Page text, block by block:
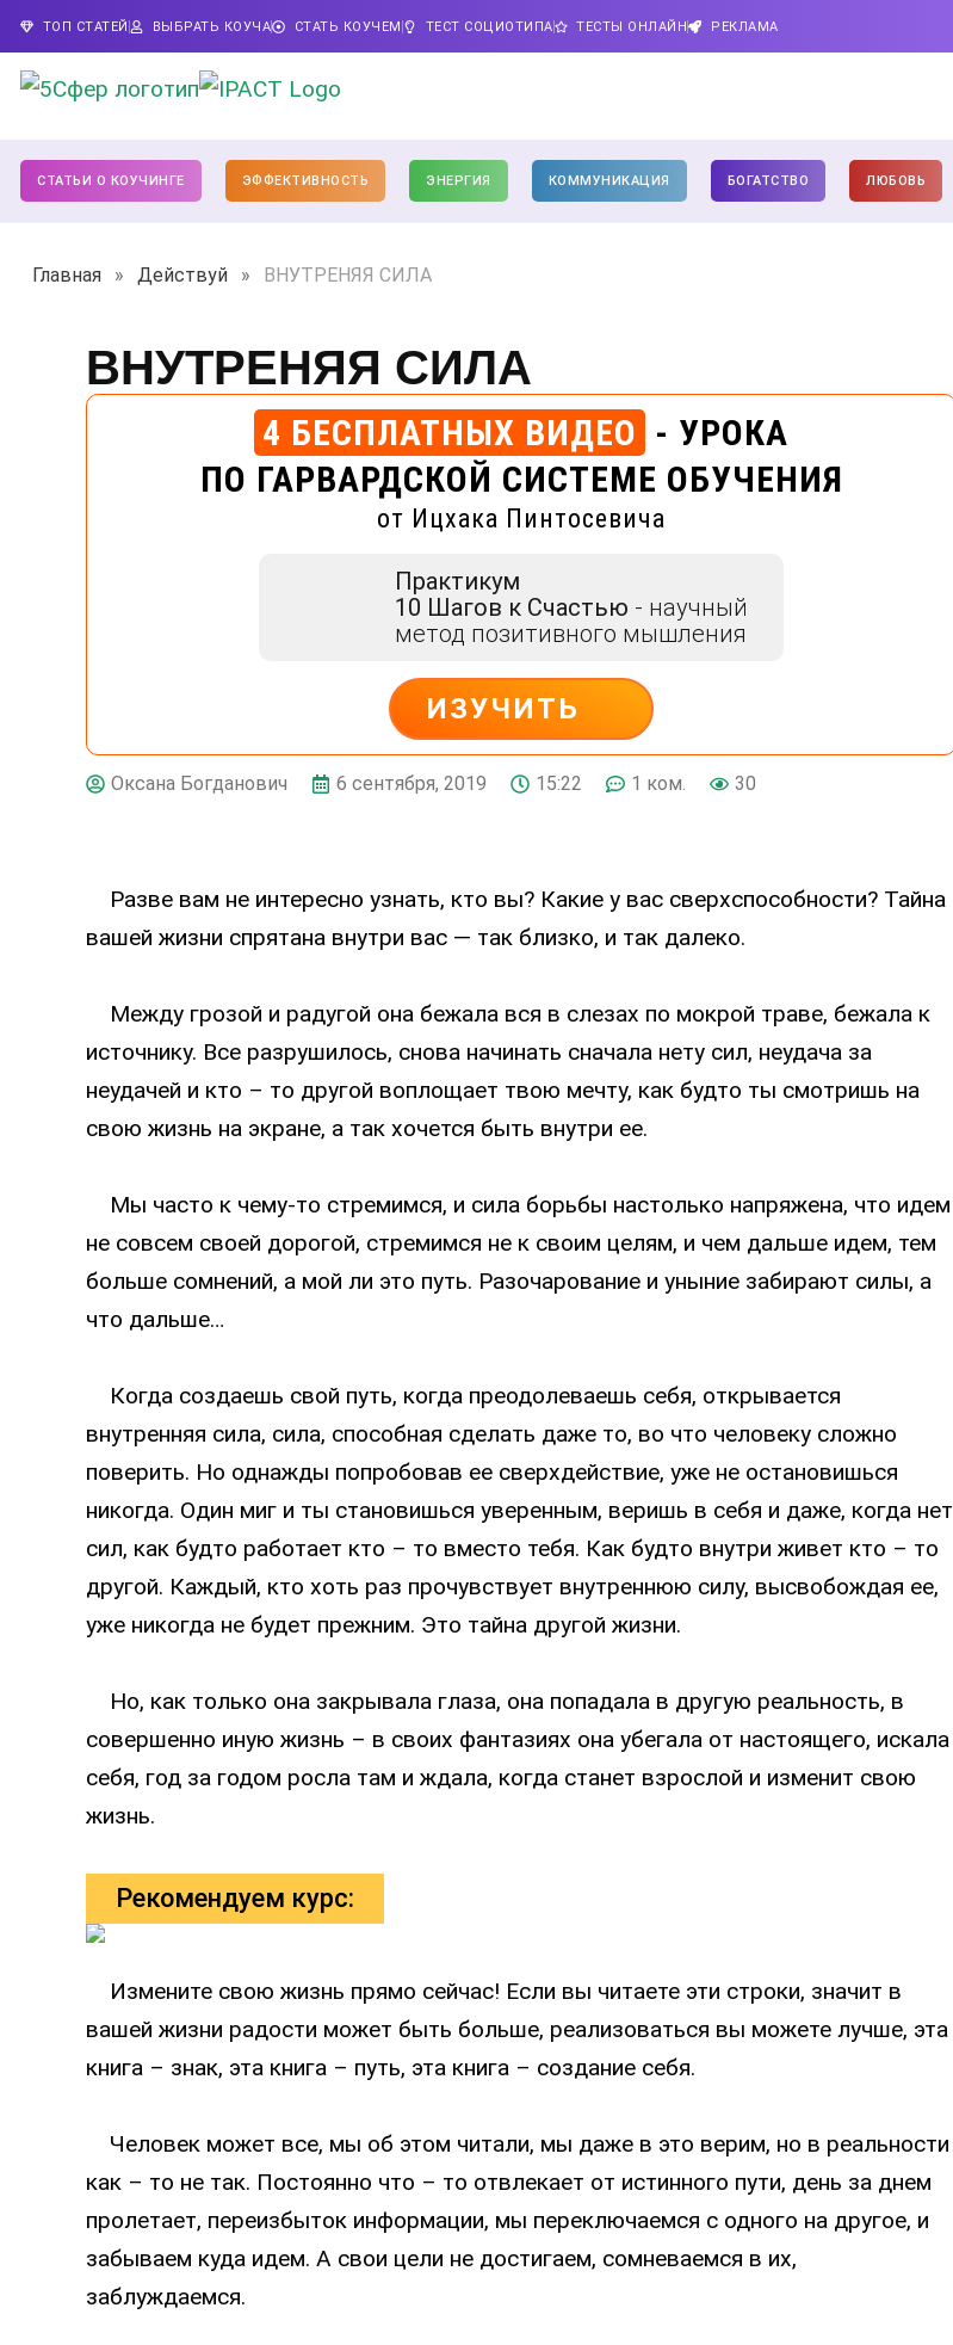
ТОП СТАТЕЙ ВЫБРАТЬ КОУЧА СТАТЬ КОУЧЕМ ТЕСТ СОЦИОТИПА ТЕСТЫ ОНЛАЙН РЕКЛАМА
СТАТЬИ О КОУЧИНГЕ ЭФФЕКТИВНОСТЬ ЭНЕРГИЯ КОММУНИКАЦИЯ БОГАТСТВО ЛЮБОВЬ
Главная » Действуй » ВНУТРЕНЯЯ СИЛА
ВНУТРЕНЯЯ СИЛА
4 БЕСПЛАТНЫХ ВИДЕО - УРОКА
ПО ГАРВАРДСКОЙ СИСТЕМЕ ОБУЧЕНИЯ
от Ицхака Пинтосевича
Практикум
10 Шагов к Счастью - научный
метод позитивного мышления
ИЗУЧИТЬ
ДЕЙСТВУЙ
Оксана Богданович 6 сентября, 2019 15:22 1 ком. 30
Разве вам не интересно узнать, кто вы? Какие у вас сверхспособности? Тайна
вашей жизни спрятана внутри вас — так близко, и так далеко.
Между грозой и радугой она бежала вся в слезах по мокрой траве, бежала к
источнику. Все разрушилось, снова начинать сначала нету сил, неудача за
неудачей и кто – то другой воплощает твою мечту, как будто ты смотришь на
свою жизнь на экране, а так хочется быть внутри ее.
Мы часто к чему-то стремимся, и сила борьбы настолько напряжена, что идем
не совсем своей дорогой, стремимся не к своим целям, и чем дальше идем, тем
больше сомнений, а мой ли это путь. Разочарование и уныние забирают силы, а
что дальше…
Когда создаешь свой путь, когда преодолеваешь себя, открывается
внутренняя сила, сила, способная сделать даже то, во что человеку сложно
поверить. Но однажды попробовав ее сверхдействие, уже не остановишься
никогда. Один миг и ты становишься уверенным, веришь в себя и даже, когда нет
сил, как будто работает кто – то вместо тебя. Как будто внутри живет кто – то
другой. Каждый, кто хоть раз прочувствует внутреннюю силу, высвобождая ее,
уже никогда не будет прежним. Это тайна другой жизни.
Но, как только она закрывала глаза, она попадала в другую реальность, в
совершенно иную жизнь – в своих фантазиях она убегала от настоящего, искала
себя, год за годом росла там и ждала, когда станет взрослой и изменит свою
жизнь.
Рекомендуем курс:
Измените свою жизнь прямо сейчас! Если вы читаете эти строки, значит в
вашей жизни радости может быть больше, реализоваться вы можете лучше, эта
книга – знак, эта книга – путь, эта книга – создание себя.
Человек может все, мы об этом читали, мы даже в это верим, но в реальности
как – то не так. Постоянно что – то отвлекает от истинного пути, день за днем
пролетает, переизбыток информации, мы переключаемся с одного на другое, и
забываем куда идем. А свои цели не достигаем, сомневаемся в их,
заблуждаемся.